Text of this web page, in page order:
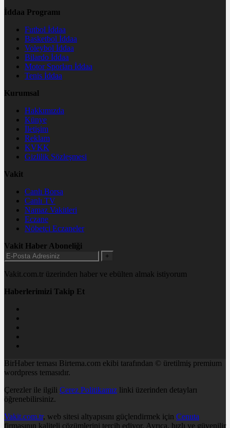
İddaa Programı
Futbol İddaa
Basketbol İddaa
Voleybol İddaa
Bilardo İddaa
Motor Sporları İddaa
Tenis İddaa
Kurumsal
Hakkımızda
Künye
İletişim
Reklam
KVKK
Gizlilik Sözleşmesi
Vakit
Canlı Borsa
Canlı TV
Namaz Vakitleri
Eczane
Nöbetçi Eczaneler
Vakit Haber Aboneliği
+
Vakit.com.tr üzerinden haber ve ebülten almak istiyorum
Haberlerimizi Takip Et
BirHaber teması Birtema.com ekibi tarafından © üretilmiş premium
wordpress temasıdır.
Çerezler ile ilgili Çerez Politikamız linki üzerinden detayları
öğrenebilirsiniz.
Vakit.com.tr, web sitesi altyapısını güçlendirmek için Cenuta
firmasının kaliteli çözümlerini tercih ediyor. Ayrıca, hızlı ve güvenilir